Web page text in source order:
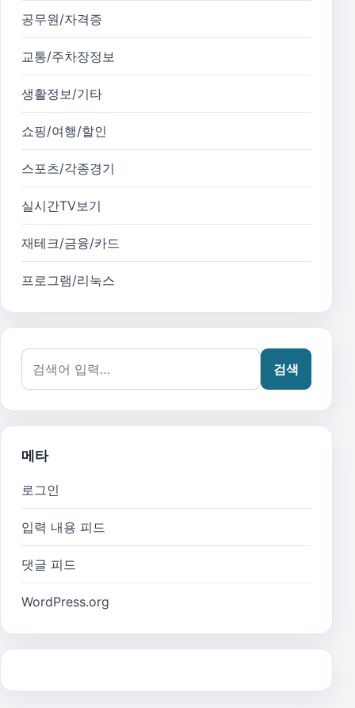
공무원/자격증
교통/주차장정보
생활정보/기타
쇼핑/여행/할인
스포츠/각종경기
실시간TV보기
재테크/금융/카드
프로그램/리눅스
검색어:
검색
메타
로그인
입력 내용 피드
댓글 피드
WordPress.org